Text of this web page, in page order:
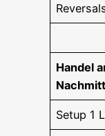
Han­del
Set­up 1